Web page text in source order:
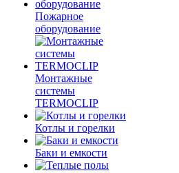
Пожарное
оборудование
Монтажные
системы
TERMOCLIP
Котлы и горелки
Баки и емкости